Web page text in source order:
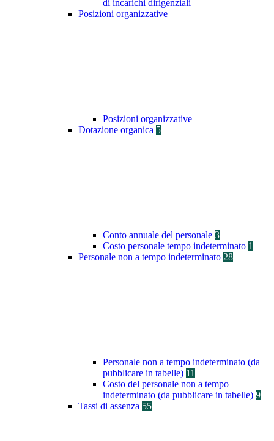
di incarichi dirigenziali
Posizioni organizzative
Posizioni organizzative
Dotazione organica 5
Conto annuale del personale 3
Costo personale tempo indeterminato 1
Personale non a tempo indeterminato 28
Personale non a tempo indeterminato (da
pubblicare in tabelle) 11
Costo del personale non a tempo
indeterminato (da pubblicare in tabelle) 9
Tassi di assenza 55